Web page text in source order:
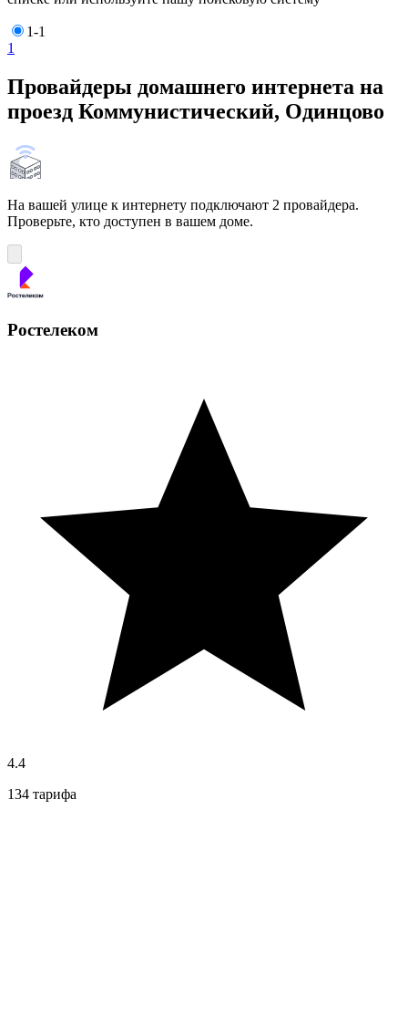
1-1
1
Провайдеры домашнего интернета на
проезд Коммунистический, Одинцово
На вашей улице к интернету подключают 2 провайдера.
Проверьте, кто доступен в вашем доме.
Ростелеком
4.4
134 тарифа